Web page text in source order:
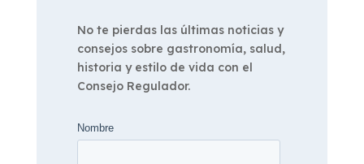
No te pierdas las últimas noticias y
consejos sobre gastronomía, salud,
historia y estilo de vida con el
Consejo Regulador.